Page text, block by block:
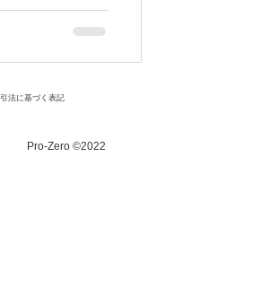
法に基づく表記
Pro-Zero ©2022